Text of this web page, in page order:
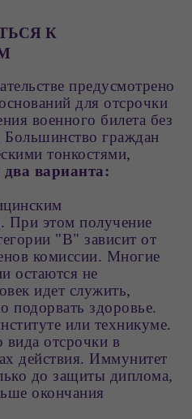
К
предусмотрено
для отсрочки
военного билета без
граждан
тонкостями,
варианта:
При этом получение
"В" зависит от
комиссии. Многие
остаются не
идет служить,
подорвать здоровье.
или техникуме.
вида отсрочки в
действия. Иммунитет
до защиты диплома,
окончания